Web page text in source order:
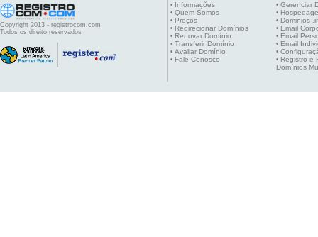
Copyright 2013 - registrocom.com
Todos os direito reservados
• Informações
• Quem Somos
• Preços
• Redirecionar Domínios
• Renovar Domínio
• Transferir Domínio
• Avaliar Domínio
• Fale Conosco
• Gerenciar
•
• Dominios
• Email
• Email
• Email
•
• Registro e
Domínios